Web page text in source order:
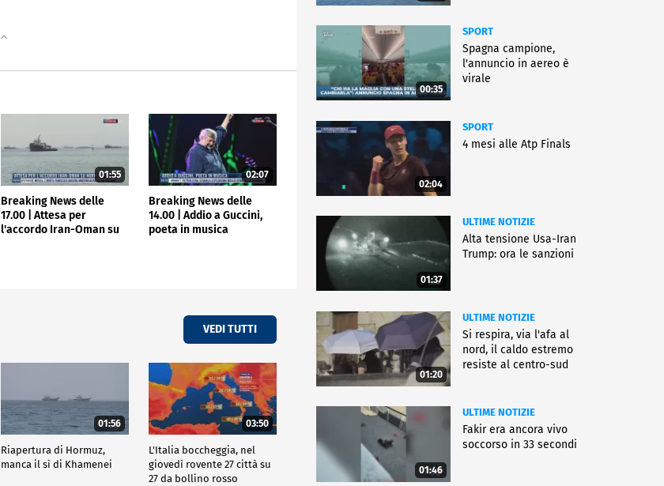
01:55
Breaking News delle
17.00 | Attesa per
l'accordo Iran-Oman su
02:07
Breaking News delle
14.00 | Addio a Guccini,
poeta in musica
VEDI TUTTI
01:56
Riapertura di Hormuz,
manca il sì di Khamenei
03:50
L'Italia boccheggia, nel
giovedì rovente 27 città su
27 da bollino rosso
00:35
SPORT
Spagna campione,
l'annuncio in aereo è
virale
02:04
SPORT
4 mesi alle Atp Finals
01:37
ULTIME NOTIZIE
Alta tensione Usa-Iran
Trump: ora le sanzioni
01:20
ULTIME NOTIZIE
Si respira, via l'afa al
nord, il caldo estremo
resiste al centro-sud
01:46
ULTIME NOTIZIE
Fakir era ancora vivo
soccorso in 33 secondi